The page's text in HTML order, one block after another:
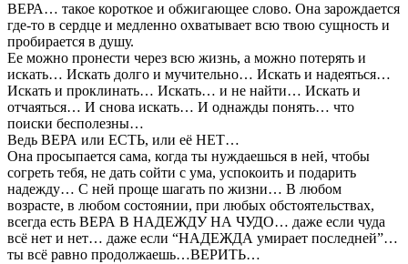
ВЕРА… такое короткое и обжигающее слово. Она зарождается
где-то в сердце и медленно охватывает всю твою сущность и
пробирается в душу.
Ее можно пронести через всю жизнь, а можно потерять и
искать… Искать долго и мучительно… Искать и надеяться…
Искать и проклинать… Искать… и не найти… Искать и
отчаяться… И снова искать… И однажды понять… что
поиски бесполезны…
Ведь ВЕРА или ЕСТЬ, или её НЕТ…
Она просыпается сама, когда ты нуждаешься в ней, чтобы
согреть тебя, не дать сойти с ума, успокоить и подарить
надежду… С ней проще шагать по жизни… В любом
возрасте, в любом состоянии, при любых обстоятельствах,
всегда есть ВЕРА В НАДЕЖДУ НА ЧУДО… даже если чуда
всё нет и нет… даже если “НАДЕЖДА умирает последней”…
ты всё равно продолжаешь…ВЕРИТЬ…